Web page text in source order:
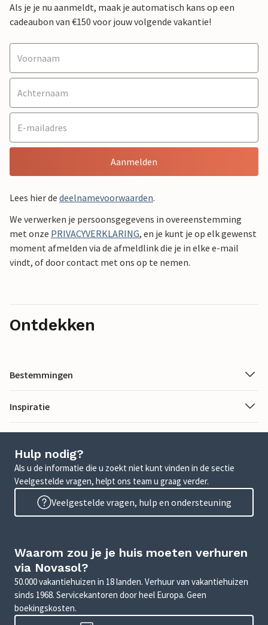
Als je je nu aanmeldt, maak je automatisch kans op een
cadeaubon van €150 voor jouw volgende vakantie!
Aanmelden
Lees hier de deelnamevoorwaarden.
We verwerken je persoonsgegevens in overeenstemming
met onze PRIVACYVERKLARING, en je kunt je op elk gewenst
moment afmelden via de afmeldlink die je in elke e-mail
vindt, of door contact met ons op te nemen.
Ontdekken
Bestemmingen
Inspiratie
Hulp nodig?
Als u de informatie die u zoekt niet kunt vinden in de sectie
Veelgestelde vragen, helpt ons team u graag verder.
Veelgestelde vragen, hulp en ondersteuning
Waarom zou je je huis moeten verhuren
via Novasol?
50.000 vakantiehuizen in 18 landen. Verhuur van vakantiehuizen
sinds 1968. Servicekantoren door heel Europa. Geen
boekingskosten.